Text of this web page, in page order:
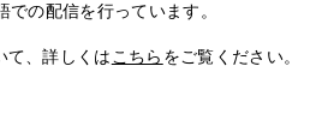
の配信を行っています。
て、詳しくは こちら をご覧ください。